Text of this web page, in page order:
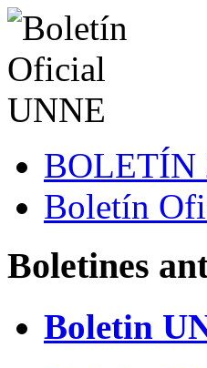
BOLETÍN
Boletín
Boletines
Boletin